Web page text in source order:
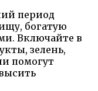
период
богатую
Включайте в
зелень,
помогут